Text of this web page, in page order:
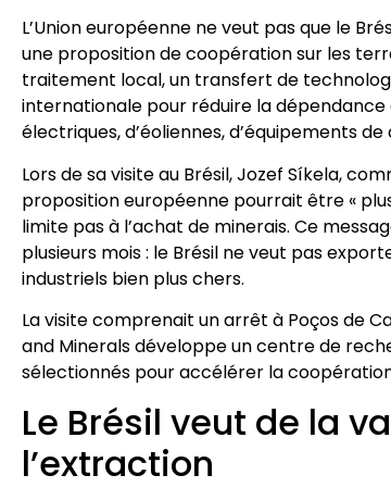
L’Union européenne ne veut pas que le
une proposition de coopération sur les
traitement local, un transfert de
internationale pour réduire la dépendance
électriques, d’éoliennes, d’équipements
Lors de sa visite au Brésil, Jozef Síkela,
proposition européenne pourrait être «
limite pas à l’achat de minerais. Ce
plusieurs mois : le Brésil ne veut pas
industriels bien plus chers.
La visite comprenait un arrêt à Poços de
and Minerals développe un centre de
sélectionnés pour accélérer la
Le Brésil veut de la
l’extraction